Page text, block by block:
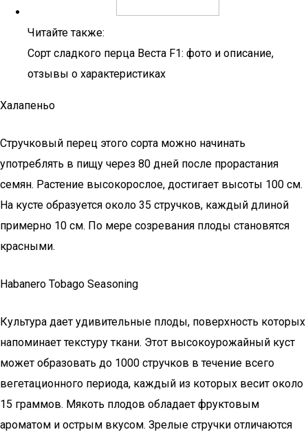
Читайте также:
Сорт сладкого перца Веста F1: фото и описание,
отзывы о характеристиках
Халапеньо
Стручковый перец этого сорта можно начинать
употреблять в пищу через 80 дней после прорастания
семян. Растение высокорослое, достигает высоты 100 см.
На кусте образуется около 35 стручков, каждый длиной
примерно 10 см. По мере созревания плоды становятся
красными.
Habanero Tobago Seasoning
Культура дает удивительные плоды, поверхность которых
напоминает текстуру ткани. Этот высокоурожайный куст
может образовать до 1000 стручков в течение всего
вегетационного периода, каждый из которых весит около
15 граммов. Мякоть плодов обладает фруктовым
ароматом и острым вкусом. Зрелые стручки отличаются